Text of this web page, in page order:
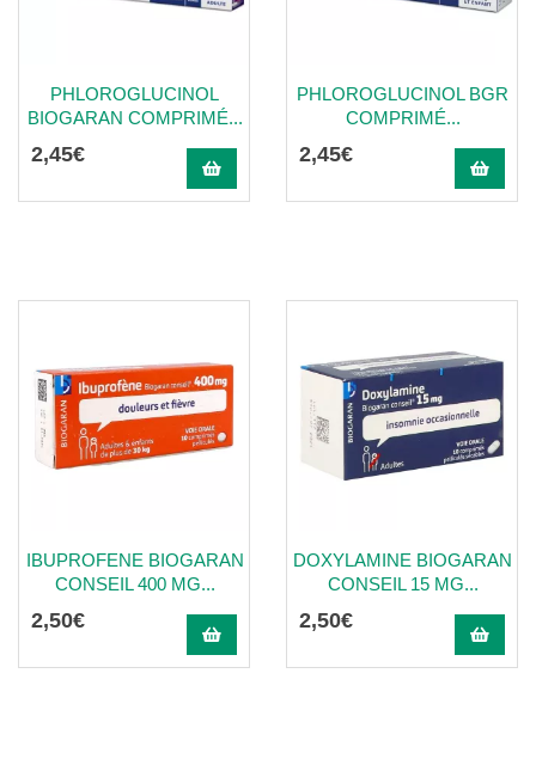
PHLOROGLUCINOL
BIOGARAN COMPRIMÉ...
2,45€
PHLOROGLUCINOL BGR
COMPRIMÉ...
2,45€
IBUPROFENE BIOGARAN
CONSEIL 400 MG...
2,50€
DOXYLAMINE BIOGARAN
CONSEIL 15 MG...
2,50€